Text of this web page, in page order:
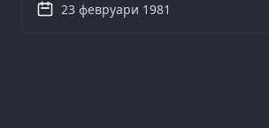
23 февруари 1981